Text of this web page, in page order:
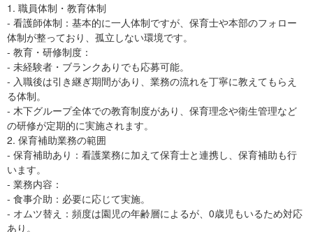
1. 職員体制・教育体制
- 看護師体制：基本的に一人体制ですが、保育士や本部のフォロー
体制が整っており、孤立しない環境です。
- 教育・研修制度：
- 未経験者・ブランクありでも応募可能。
- 入職後は引き継ぎ期間があり、業務の流れを丁寧に教えてもらえ
る体制。
- 木下グループ全体での教育制度があり、保育理念や衛生管理など
の研修が定期的に実施されます。
2. 保育補助業務の範囲
- 保育補助あり：看護業務に加えて保育士と連携し、保育補助も行
います。
- 業務内容：
- 食事介助：必要に応じて実施。
- オムツ替え：頻度は園児の年齢層によるが、0歳児もいるため対応
あり。